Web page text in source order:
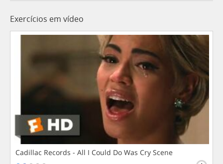
Exercícios em vídeo
Cadillac Records - All I Could Do Was Cry Scene